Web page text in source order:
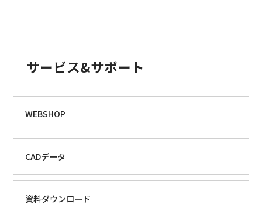
サービス&サポート
WEBSHOP
CADデータ
資料ダウンロード